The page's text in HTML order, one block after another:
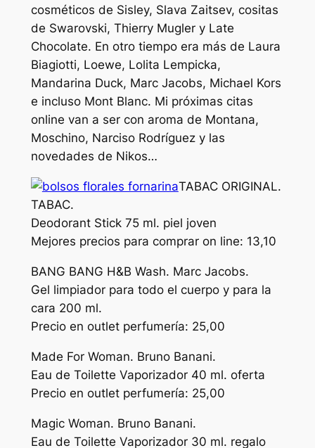
cosméticos de Sisley, Slava Zaitsev, cositas
de Swarovski, Thierry Mugler y Late
Chocolate. En otro tiempo era más de Laura
Biagiotti, Loewe, Lolita Lempicka,
Mandarina Duck, Marc Jacobs, Michael Kors
e incluso Mont Blanc. Mi próximas citas
online van a ser con aroma de Montana,
Moschino, Narciso Rodríguez y las
novedades de Nikos…
TABAC ORIGINAL.
TABAC.
Deodorant Stick 75 ml. piel joven
Mejores precios para comprar on line: 13,10
BANG BANG H&B Wash. Marc Jacobs.
Gel limpiador para todo el cuerpo y para la
cara 200 ml.
Precio en outlet perfumería: 25,00
Made For Woman. Bruno Banani.
Eau de Toilette Vaporizador 40 ml. oferta
Precio en outlet perfumería: 25,00
Magic Woman. Bruno Banani.
Eau de Toilette Vaporizador 30 ml. regalo